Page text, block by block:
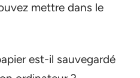
mettre dans le
est-il sauvegardé